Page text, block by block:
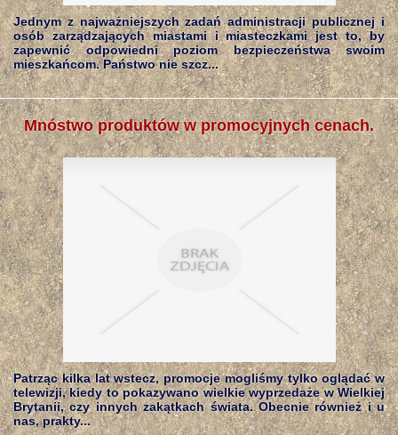
Jednym z najważniejszych zadań administracji publicznej i
osób zarządzających miastami i miasteczkami jest to, by
zapewnić odpowiedni poziom bezpieczeństwa swoim
mieszkańcom. Państwo nie szcz...
Mnóstwo produktów w promocyjnych cenach.
Patrząc kilka lat wstecz, promocje mogliśmy tylko oglądać w
telewizji, kiedy to pokazywano wielkie wyprzedaże w Wielkiej
Brytanii, czy innych zakątkach świata. Obecnie również i u
nas, prakty...